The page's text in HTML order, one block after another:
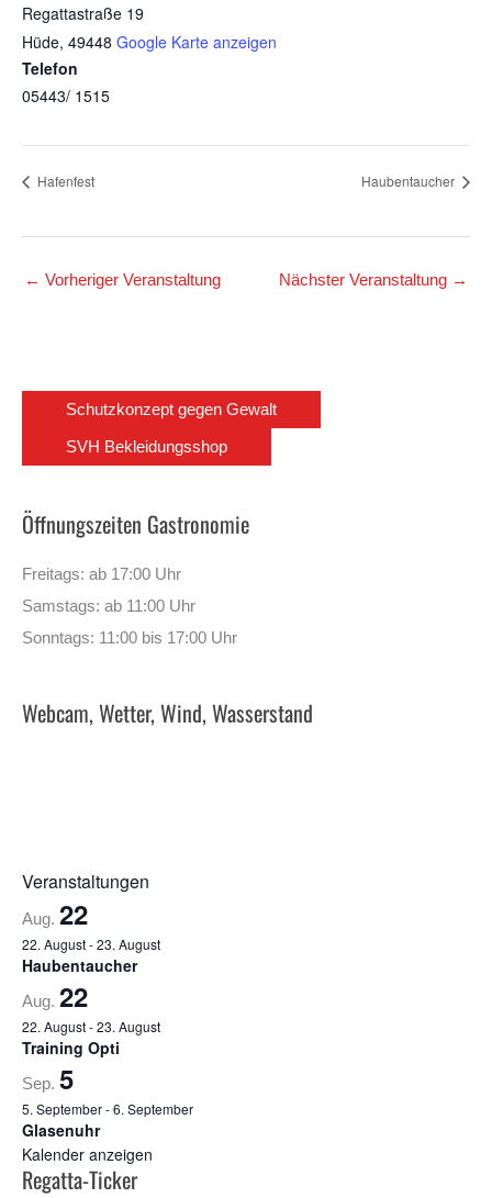
Regattastraße 19
Hüde, 49448 Google Karte anzeigen
Telefon
05443/ 1515
Hafenfest Haubentaucher
← Vorheriger Veranstaltung Nächster Veranstaltung →
Schutzkonzept gegen Gewalt
SVH Bekleidungsshop
Öffnungszeiten Gastronomie
Freitags: ab 17:00 Uhr
Samstags: ab 11:00 Uhr
Sonntags: 11:00 bis 17:00 Uhr
Webcam, Wetter, Wind, Wasserstand
Veranstaltungen
Aug. 22
22. August-23. August
Haubentaucher
Aug. 22
22. August-23. August
Training Opti
Sep. 5
5. September-6. September
Glasenuhr
Kalender anzeigen
Regatta-Ticker